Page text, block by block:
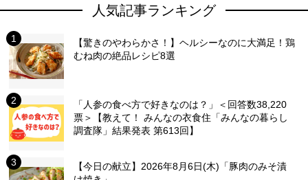
人気記事ランキング
【驚きのやわらかさ！】ヘルシーなのに大満足！鶏
むね肉の絶品レシピ8選
「人参の食べ方で好きなのは？」＜回答数38,220
票＞【教えて！ みんなの衣食住「みんなの暮らし
調査隊」結果発表 第613回】
【今日の献立】2026年8月6日(木)「豚肉のみそ漬